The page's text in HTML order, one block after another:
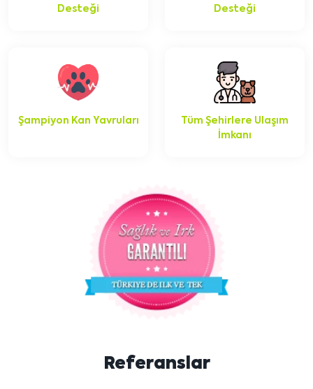
Desteği
Desteği
Şampiyon Kan Yavruları
Tüm Şehirlere Ulaşım
İmkanı
Referanslar